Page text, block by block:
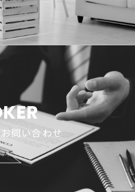
問い合わせ